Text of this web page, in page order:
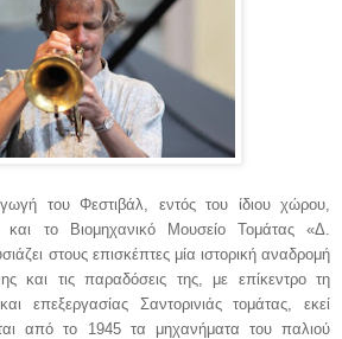
του Φεστιβάλ, εντός του ίδιου χώρου,
και το Βιομηχανικό Μουσείο Τομάτας «Δ.
στους επισκέπτες μία ιστορική αναδρομή
και τις παραδόσεις της, με επίκεντρο τη
επεξεργασίας Σαντορινιάς τομάτας, εκεί
από το 1945 τα μηχανήματα του παλιού